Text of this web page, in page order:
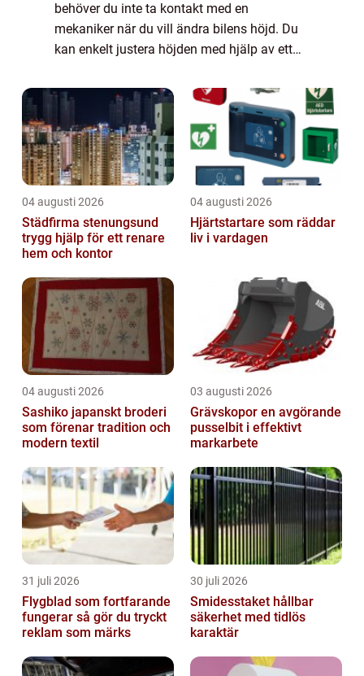
behöver du inte ta kontakt med en
mekaniker när du vill ändra bilens höjd. Du
kan enkelt justera höjden med hjälp av ett
med at...
04 augusti 2026
Städfirma stenungsund
trygg hjälp för ett renare
hem och kontor
04 augusti 2026
Hjärtstartare som räddar
liv i vardagen
04 augusti 2026
Sashiko japanskt broderi
som förenar tradition och
modern textil
03 augusti 2026
Grävskopor en avgörande
pusselbit i effektivt
markarbete
31 juli 2026
Flygblad som fortfarande
fungerar så gör du tryckt
reklam som märks
30 juli 2026
Smidesstaket hållbar
säkerhet med tidlös
karaktär